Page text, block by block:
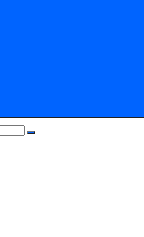
Search